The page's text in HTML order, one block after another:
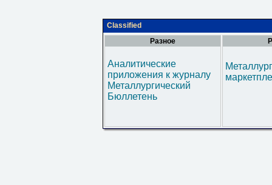
Classified
Разное
Аналитические
приложения к журналу
Металлургический
Бюллетень